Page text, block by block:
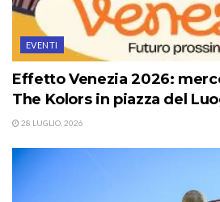
EVENTI
Effetto Venezia 2026:
The Kolors in piazza del
28 LUGLIO, 2026